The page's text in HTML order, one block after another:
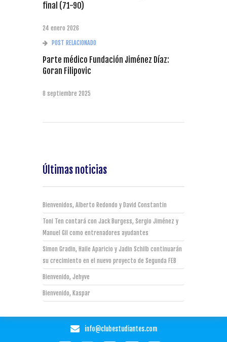
final (71-90)
24 enero 2026
POST RELACIONADO
Parte médico Fundación Jiménez Díaz:
Goran Filipovic
8 septiembre 2025
Últimas noticias
Bienvenidos, Alberto Redondo y David Constantin
Toni Ten contará con Jack Burgess, Sergio Jiménez y
Manuel Gil como entrenadores ayudantes
Simon Gradin, Haile Aparicio y Jadin Schilb continuarán
su crecimiento en el nuevo proyecto de Segunda FEB
Bienvenido, Jehyve
Bienvenido, Kaspar
info@clubestudiantes.com